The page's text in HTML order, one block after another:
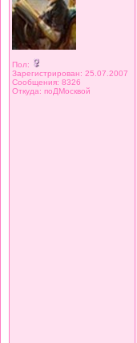
Пол:
Зарегистрирован: 25.07.2007
Сообщения: 8326
Откуда: поДМосквой